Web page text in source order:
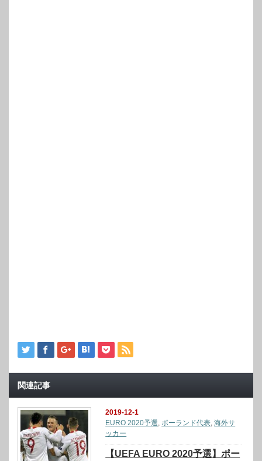
関連記事
2019-12-1
EURO 2020予選 ポーランド代表 ,海外サ
ッカー
【UEFA EURO 2020予選】ポー